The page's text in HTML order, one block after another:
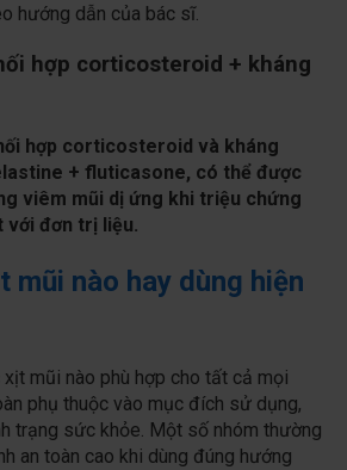
hướng dẫn của bác sĩ.
hợp corticosteroid + kháng
hợp corticosteroid và kháng
+ fluticasone, có thể được
viêm mũi dị ứng khi triệu chứng
với đơn trị liệu.
mũi nào hay dùng hiện
mũi nào phù hợp cho tất cả mọi
phụ thuộc vào mục đích sử dụng,
trạng sức khỏe. Một số nhóm thường
an toàn cao khi dùng đúng hướng